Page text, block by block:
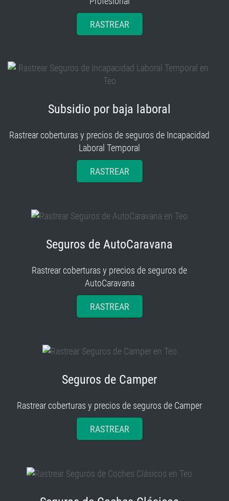
RASTREAR
Rastrear coberturas y precios de seguros de Incapacidad
Laboral Temporal
RASTREAR
Rastrear coberturas y precios de seguros de
AutoCaravana
RASTREAR
Rastrear coberturas y precios de seguros de Camper
RASTREAR